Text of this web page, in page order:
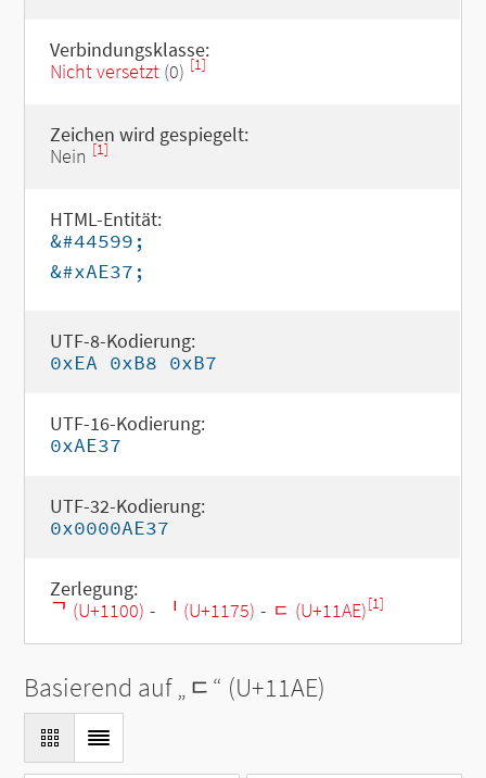
Verbindungsklasse:
Nicht versetzt(0) [1]
Zeichen wird gespiegelt:
Nein [1]
HTML-Entität:
&#44599;
&#xAE37;
UTF-8-Kodierung:
0xEA 0xB8 0xB7
UTF-16-Kodierung:
0xAE37
UTF-32-Kodierung:
0x0000AE37
Zerlegung:
ᄀ (U+1100) - ᅵ (U+1175) - ᆮ (U+11AE)[1]
Basierend auf „ᆮ“ (U+11AE)